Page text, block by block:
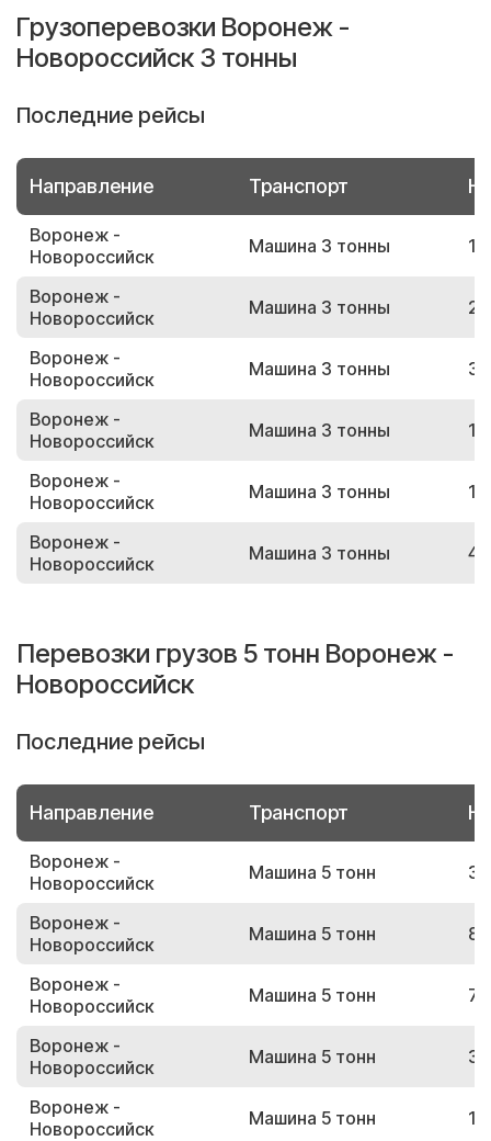
Грузоперевозки Воронеж -
Новороссийск 3 тонны
Последние рейсы
Направление Транспорт
Воронеж -
Новороссийск
Машина 3 тонны
Воронеж -
Новороссийск
Машина 3 тонны
Воронеж -
Новороссийск
Машина 3 тонны
Воронеж -
Новороссийск
Машина 3 тонны
Воронеж -
Новороссийск
Машина 3 тонны
Воронеж -
Новороссийск
Машина 3 тонны
Перевозки грузов 5 тонн Воронеж -
Новороссийск
Последние рейсы
Направление Транспорт
Воронеж -
Новороссийск
Машина 5 тонн
Воронеж -
Новороссийск
Машина 5 тонн
Воронеж -
Новороссийск
Машина 5 тонн
Воронеж -
Новороссийск
Машина 5 тонн
Воронеж -
Новороссийск
Машина 5 тонн